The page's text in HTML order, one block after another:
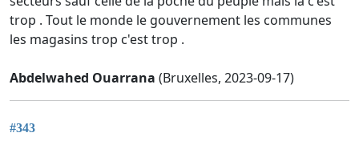
trop . Tout le monde le gouvernement les communes
les magasins trop c'est trop .
Abdelwahed Ouarrana (Bruxelles, 2023-09-17)
#343